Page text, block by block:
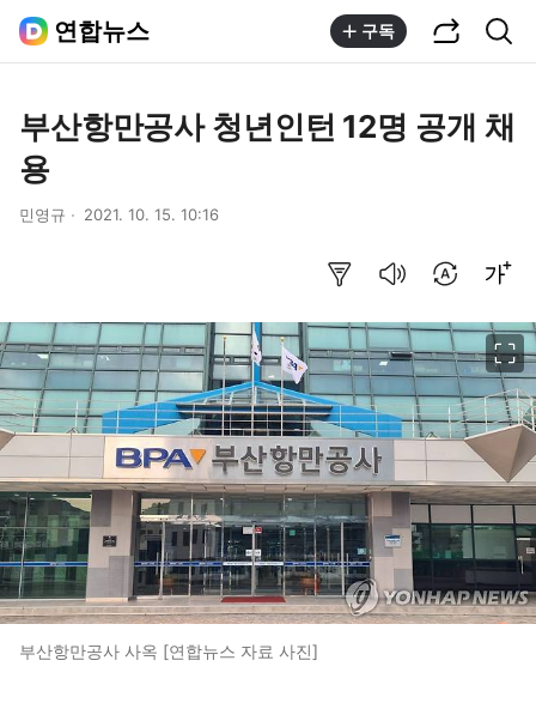
연합뉴스 구독
부산항만공사 청년인턴 12명 공개 채
용
민영규 2021. 10. 15. 10:16
부산항만공사 사옥 [연합뉴스 자료 사진]